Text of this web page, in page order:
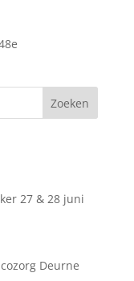
27 & 28 juni
Deurne